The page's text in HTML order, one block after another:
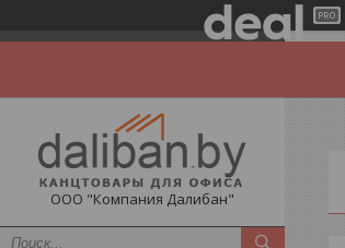
ООО "Компания Далибан"